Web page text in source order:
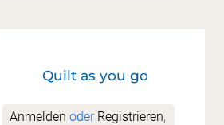
Es ist wie bei "Momo", da klaut
Quilt as you go
Anmelden oder Registrieren,